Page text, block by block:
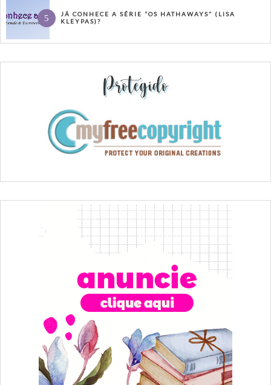
JÁ CONHECE A SÉRIE “OS HATHAWAYS” (LISA
KLEYPAS)?
Protegido